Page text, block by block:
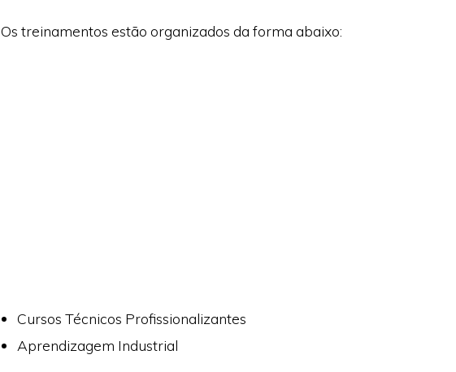
Os treinamentos estão organizados da forma abaixo:
Cursos Técnicos Profissionalizantes
Aprendizagem Industrial